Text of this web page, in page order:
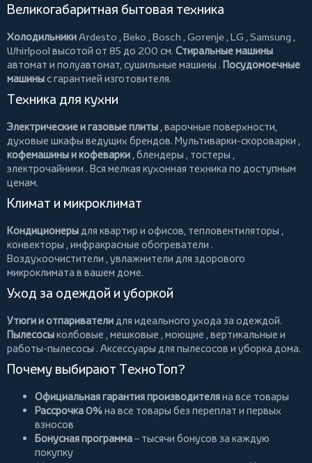
Великогабаритная бытовая техника
ХолодильникиArdesto ,Beko ,Bosch ,Gorenje ,LG ,Samsung ,
Whirlpool высотой от 85 до 200 см. Стиральные машины
автомат и полуавтомат,сушильные машины . Посудомоечные
машиныс гарантией изготовителя.
Техника для кухни
Электрические и газовые плиты , варочные поверхности,
духовые шкафы ведущих брендов. Мультиварки-скороварки ,
кофемашины и кофеварки ,блендеры , тостеры ,
электрочайники . Вся мелкая кухонная техника по доступным
ценам.
Климат и микроклимат
Кондиционерыдля квартир и офисов, тепловентиляторы ,
конвекторы ,инфракрасные обогреватели .
Воздухоочистители , увлажнители для здорового
микроклимата в вашем доме.
Уход за одеждой и уборкой
Утюги и отпаривателидля идеального ухода за одеждой.
Пылесосыколбовые ,мешковые ,моющие ,вертикальные и
работы-пылесосы . Аксессуары для пылесосов и уборка дома.
Почему выбирают ТехноТоп?
Официальная гарантия производителяна все товары
Рассрочка 0%на все товары без переплат и первых
взносов
Бонусная программа– тысячи бонусов за каждую
покупку